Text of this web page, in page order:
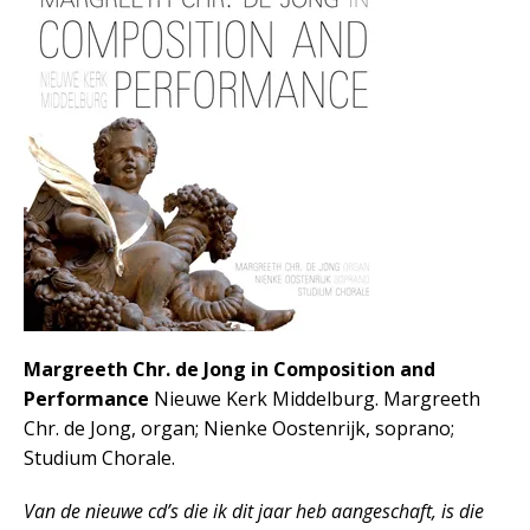
Margreeth Chr. de Jong in Composition and
Performance Nieuwe Kerk Middelburg. Margreeth
Chr. de Jong, organ; Nienke Oostenrijk, soprano;
Studium Chorale.
Van de nieuwe cd’s die ik dit jaar heb aangeschaft, is die